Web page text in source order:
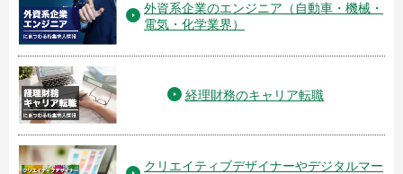
外資系企業のエンジニア（自動車・機械・
電気・化学業界）
経理財務のキャリア転職
クリエイティブデザイナーやデジタルマー